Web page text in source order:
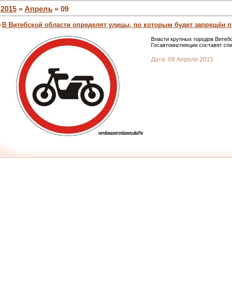
2015 » Апрель » 09
В Витебской области определят улицы, по которым будет запрещён
Власти крупных городов
Госавтоинспекции составят
Дата: 09 Апреля 2015